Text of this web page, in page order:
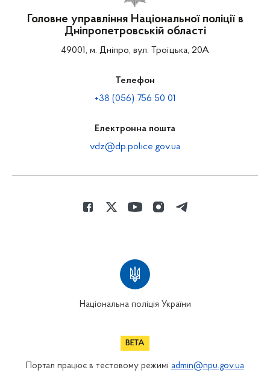
Головне управління Національної поліції в
Дніпропетровській області
49001, м. Дніпро, вул. Троїцька, 20А
Телефон
+38 (056) 756 50 01
Електронна пошта
vdz@dp.police.gov.ua
Національна поліція України
Портал працює в тестовому режимі admin@npu.gov.ua